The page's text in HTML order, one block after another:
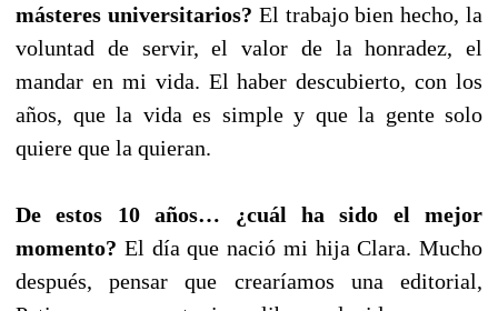
másteres universitarios? El trabajo bien hecho, la
voluntad de servir, el valor de la honradez, el
mandar en mi vida. El haber descubierto, con los
años, que la vida es simple y que la gente solo
quiere que la quieran.
De estos 10 años… ¿cuál ha sido el mejor
momento? El día que nació mi hija Clara. Mucho
después, pensar que crearíamos una editorial,